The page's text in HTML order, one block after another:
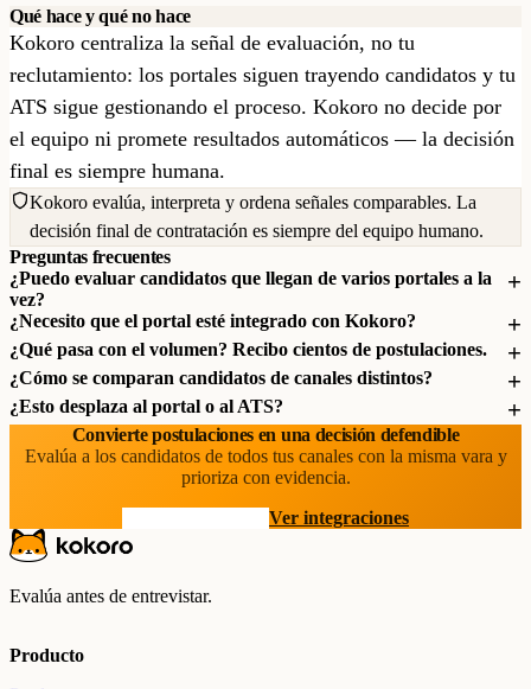
Qué hace y qué no hace
Kokoro centraliza la señal de evaluación, no tu
reclutamiento: los portales siguen trayendo candidatos y tu
ATS sigue gestionando el proceso. Kokoro no decide por
el equipo ni promete resultados automáticos — la decisión
final es siempre humana.
Kokoro evalúa, interpreta y ordena señales comparables. La
decisión final de contratación es siempre del equipo humano.
Preguntas frecuentes
¿Puedo evaluar candidatos que llegan de varios portales a la
vez?
¿Necesito que el portal esté integrado con Kokoro?
¿Qué pasa con el volumen? Recibo cientos de postulaciones.
¿Cómo se comparan candidatos de canales distintos?
¿Esto desplaza al portal o al ATS?
Convierte postulaciones en una decisión defendible
Evalúa a los candidatos de todos tus canales con la misma vara y
prioriza con evidencia.
Ver integraciones
Evalúa antes de entrevistar.
Producto